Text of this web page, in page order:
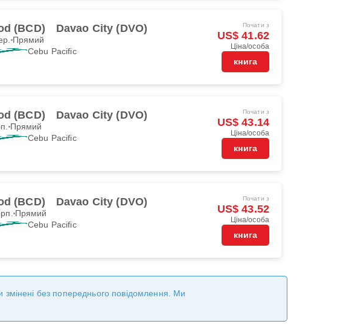
(BCD) Davao City (DVO)
Прямий
Cebu Pacific
Почати з
US$ 41.62
Ціна/особа
книга
(BCD) Davao City (DVO)
Прямий
Cebu Pacific
Почати з
US$ 43.14
Ціна/особа
книга
(BCD) Davao City (DVO)
Прямий
Cebu Pacific
Почати з
US$ 43.52
Ціна/особа
книга
змінені без попереднього повідомлення. Ми